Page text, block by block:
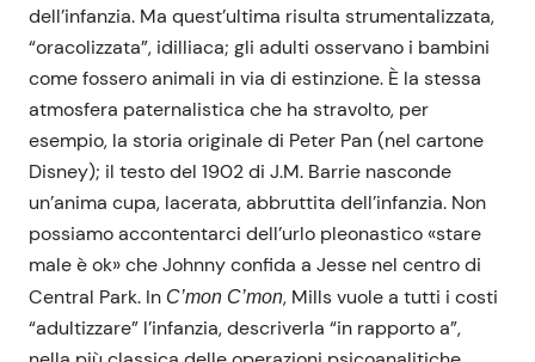
dell’infanzia. Ma quest’ultima risulta strumentalizzata,
“oracolizzata”, idilliaca; gli adulti osservano i bambini
come fossero animali in via di estinzione. È la stessa
atmosfera paternalistica che ha stravolto, per
esempio, la storia originale di Peter Pan (nel cartone
Disney); il testo del 1902 di J.M. Barrie nasconde
un’anima cupa, lacerata, abbruttita dell’infanzia. Non
possiamo accontentarci dell’urlo pleonastico «stare
male è ok» che Johnny confida a Jesse nel centro di
Central Park. In C’mon C’mon, Mills vuole a tutti i costi
“adultizzare” l’infanzia, descriverla “in rapporto a”,